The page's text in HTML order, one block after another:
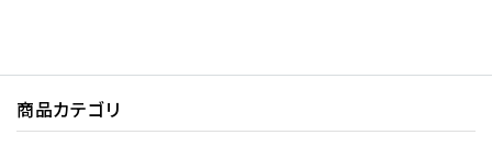
商品カテゴリ